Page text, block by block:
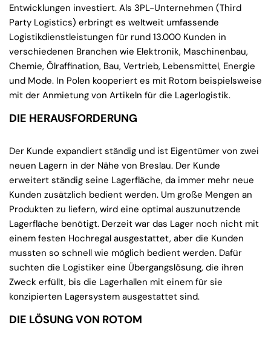
Entwicklungen investiert. Als 3PL-Unternehmen (Third
Party Logistics) erbringt es weltweit umfassende
Logistikdienstleistungen für rund 13.000 Kunden in
verschiedenen Branchen wie Elektronik, Maschinenbau,
Chemie, Ölraffination, Bau, Vertrieb, Lebensmittel, Energie
und Mode. In Polen kooperiert es mit Rotom beispielsweise
mit der Anmietung von Artikeln für die Lagerlogistik.
DIE HERAUSFORDERUNG
Der Kunde expandiert ständig und ist Eigentümer von zwei
neuen Lagern in der Nähe von Breslau. Der Kunde
erweitert ständig seine Lagerfläche, da immer mehr neue
Kunden zusätzlich bedient werden. Um große Mengen an
Produkten zu liefern, wird eine optimal auszunutzende
Lagerfläche benötigt. Derzeit war das Lager noch nicht mit
einem festen Hochregal ausgestattet, aber die Kunden
mussten so schnell wie möglich bedient werden. Dafür
suchten die Logistiker eine Übergangslösung, die ihren
Zweck erfüllt, bis die Lagerhallen mit einem für sie
konzipierten Lagersystem ausgestattet sind.
DIE LÖSUNG VON ROTOM